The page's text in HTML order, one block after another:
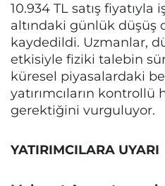
10.934 TL satış
altındaki günlük düşüş
kaydedildi. Uzmanlar,
etkisiyle fiziki talebin
küresel piyasalardaki
yatırımcıların
gerektiğini vurguluyor.
YATIRIMCILARA UYARI